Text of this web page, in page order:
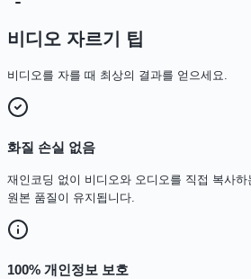
비디오 자르기 팁
비디오를 자를 때 최상의 결과를 얻으세요.
화질 손실 없음
재인코딩 없이 비디오와 오디오를 직접 복사
원본 품질이 유지됩니다.
100% 개인정보 보호